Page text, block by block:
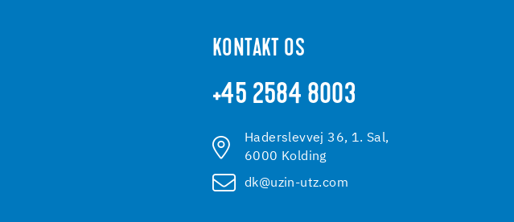
KONTAKT OS
+45 2584 8003
Haderslevvej 36, 1. Sal,
6000 Kolding
dk@uzin-utz.com